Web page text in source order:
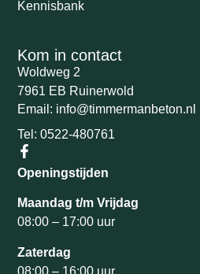
Kennisbank
Kom in contact
Woldweg 2
7961 EB Ruinerwold
Email: info@timmermanbeton.nl
Tel: 0522-480761
Openingstijden
Maandag t/m Vrijdag
08:00 – 17:00 uur
Zaterdag
08:00 – 16:00 uur